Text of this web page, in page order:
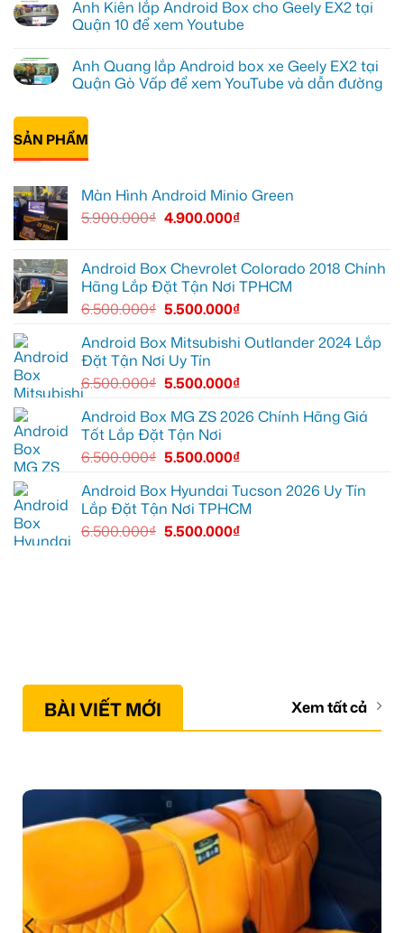
tại
Quận
1,
giải
trí
độ
bi
gầm
cho
Ford
Everest
Đức
cần
ánh
sáng
bình
luận
ở
lắp
Camera
hành
Suzuki
XL7
tại
lại
Anh Kiên lắp Android Box cho Geely EX2 tại
Quận 10 để xem Youtube
bình
luận
ở
Android
Box
cho
tại
Anh Quang lắp Android box xe Geely EX2 tại
Quận Gò Vấp để xem YouTube và dẫn đường
có
luận
ở
Anh
Android
Quận
Gò
Vấp
xem
dẫn
đường
SẢN PHẨM
Màn Hình Android Minio Green
5.900.000₫ 4.900.000₫
Android Box Chevrolet Colorado 2018 Chính
Hãng Lắp Đặt Tận Nơi TPHCM
6.500.000₫ 5.500.000₫
Android Box Mitsubishi Outlander 2024 Lắp
Đặt Tận Nơi Uy Tín
6.500.000₫ 5.500.000₫
Android Box MG ZS 2026 Chính Hãng Giá
Tốt Lắp Đặt Tận Nơi
6.500.000₫ 5.500.000₫
Android Box Hyundai Tucson 2026 Uy Tín
Lắp Đặt Tận Nơi TPHCM
6.500.000₫ 5.500.000₫
BÀI VIẾT MỚI Xem tất cả